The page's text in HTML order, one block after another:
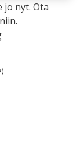
jo nyt. Ota